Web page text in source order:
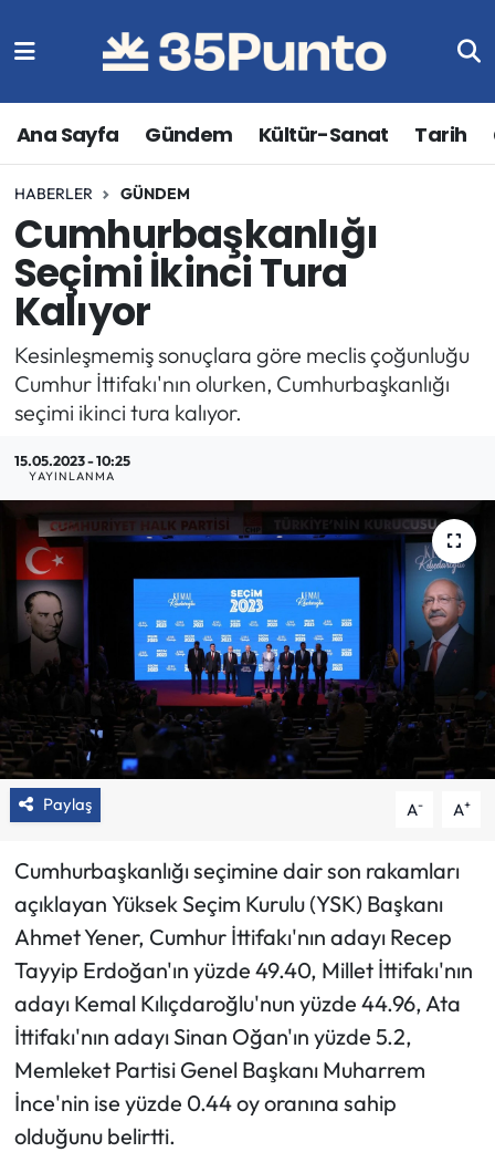
Ana Sayfa Gündem Kültür-Sanat Tarih
HABERLER GÜNDEM
Cumhurbaşkanlığı
Seçimi İkinci Tura
Kalıyor
Kesinleşmemiş sonuçlara göre meclis çoğunluğu
Cumhur İttifakı'nın olurken, Cumhurbaşkanlığı
seçimi ikinci tura kalıyor.
15.05.2023 - 10:25
YAYINLANMA
Paylaş A- A+
Cumhurbaşkanlığı seçimine dair son rakamları
açıklayan Yüksek Seçim Kurulu (YSK) Başkanı
Ahmet Yener, Cumhur İttifakı'nın adayı Recep
Tayyip Erdoğan'ın yüzde 49.40, Millet İttifakı'nın
adayı Kemal Kılıçdaroğlu'nun yüzde 44.96, Ata
İttifakı'nın adayı Sinan Oğan'ın yüzde 5.2,
Memleket Partisi Genel Başkanı Muharrem
İnce'nin ise yüzde 0.44 oy oranına sahip
olduğunu belirtti.